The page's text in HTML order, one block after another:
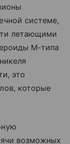
системе,
летающими
М-типа
это
которые
возможных